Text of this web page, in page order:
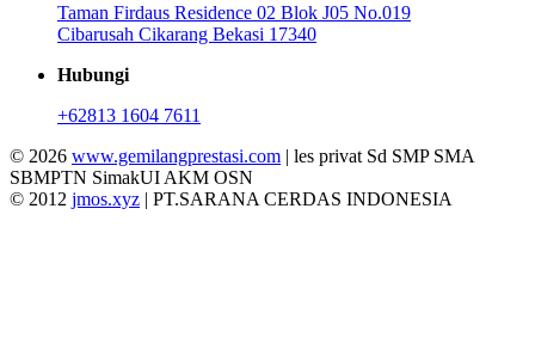
Taman Firdaus Residence 02 Blok J05 No.019
Cibarusah Cikarang Bekasi 17340
Hubungi
+62813 1604 7611
© 2026 www.gemilangprestasi.com | les privat Sd SMP SMA
SBMPTN SimakUI AKM OSN
© 2012 jmos.xyz | PT.SARANA CERDAS INDONESIA